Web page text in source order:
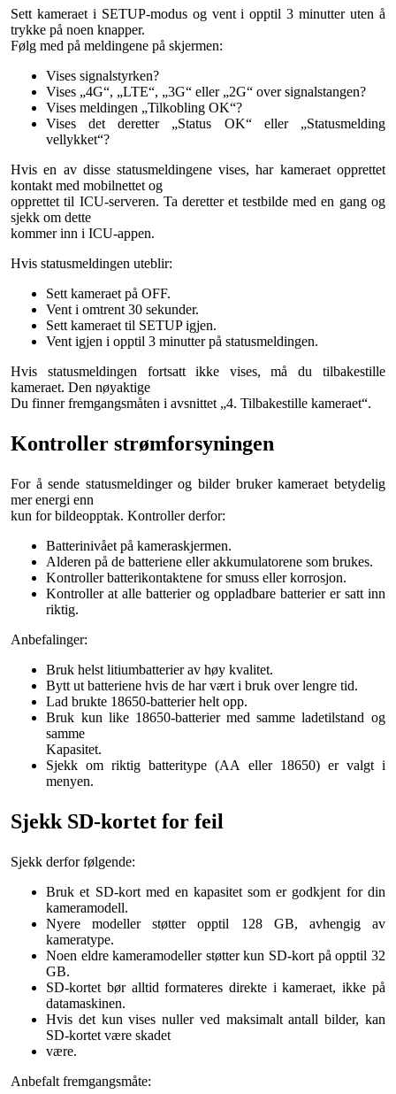
Sett kameraet i SETUP-modus og vent i opptil 3 minutter uten å
trykke på noen knapper.
Følg med på meldingene på skjermen:
Vises signalstyrken?
Vises „4G“, „LTE“, „3G“ eller „2G“ over signalstangen?
Vises meldingen „Tilkobling OK“?
Vises det deretter „Status OK“ eller „Statusmelding
vellykket“?
Hvis en av disse statusmeldingene vises, har kameraet opprettet
kontakt med mobilnettet og
opprettet til ICU-serveren. Ta deretter et testbilde med en gang og
sjekk om dette
kommer inn i ICU-appen.
Hvis statusmeldingen uteblir:
Sett kameraet på OFF.
Vent i omtrent 30 sekunder.
Sett kameraet til SETUP igjen.
Vent igjen i opptil 3 minutter på statusmeldingen.
Hvis statusmeldingen fortsatt ikke vises, må du tilbakestille
kameraet. Den nøyaktige
Du finner fremgangsmåten i avsnittet „4. Tilbakestille kameraet“.
Kontroller strømforsyningen
For å sende statusmeldinger og bilder bruker kameraet betydelig
mer energi enn
kun for bildeopptak. Kontroller derfor:
Batterinivået på kameraskjermen.
Alderen på de batteriene eller akkumulatorene som brukes.
Kontroller batterikontaktene for smuss eller korrosjon.
Kontroller at alle batterier og oppladbare batterier er satt inn
riktig.
Anbefalinger:
Bruk helst litiumbatterier av høy kvalitet.
Bytt ut batteriene hvis de har vært i bruk over lengre tid.
Lad brukte 18650-batterier helt opp.
Bruk kun like 18650-batterier med samme ladetilstand og
samme
Kapasitet.
Sjekk om riktig batteritype (AA eller 18650) er valgt i
menyen.
Sjekk SD-kortet for feil
Sjekk derfor følgende:
Bruk et SD-kort med en kapasitet som er godkjent for din
kameramodell.
Nyere modeller støtter opptil 128 GB, avhengig av
kameratype.
Noen eldre kameramodeller støtter kun SD-kort på opptil 32
GB.
SD-kortet bør alltid formateres direkte i kameraet, ikke på
datamaskinen.
Hvis det kun vises nuller ved maksimalt antall bilder, kan
SD-kortet være skadet
være.
Anbefalt fremgangsmåte: